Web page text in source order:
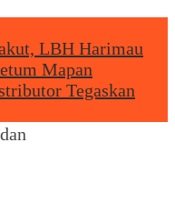
LBH Harimau
Mapan
Tegaskan